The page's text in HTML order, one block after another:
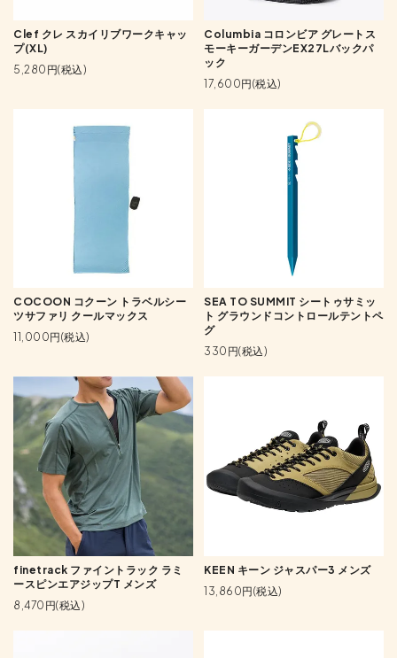
Clef クレ スカイリブワークキャッ
プ(XL)
5,280円(税込)
Columbia コロンビア グレートス
モーキーガーデンEX27Lバックパ
ック
17,600円(税込)
COCOON コクーン トラベルシー
ツサファリ クールマックス
11,000円(税込)
SEA TO SUMMIT シートゥサミッ
ト グラウンドコントロールテントペ
グ
330円(税込)
finetrack ファイントラック ラミ
ースピンエアジップT メンズ
8,470円(税込)
KEEN キーン ジャスパー3 メンズ
13,860円(税込)